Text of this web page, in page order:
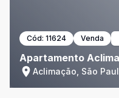
Cód: 11624 Venda
Apartamento
Aclimação, São